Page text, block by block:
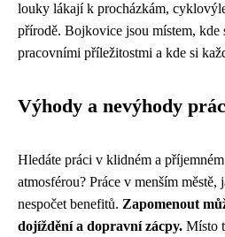
louky lákají k procházkám,
přírodě. Bojkovice jsou místem,
pracovními příležitostmi a kde si
Výhody a nevýhody
Hledáte práci v klidném a
atmosférou? Práce v menším
nespočet benefitů. Zapomenout
dojíždění a dopravní zácpy. Místo